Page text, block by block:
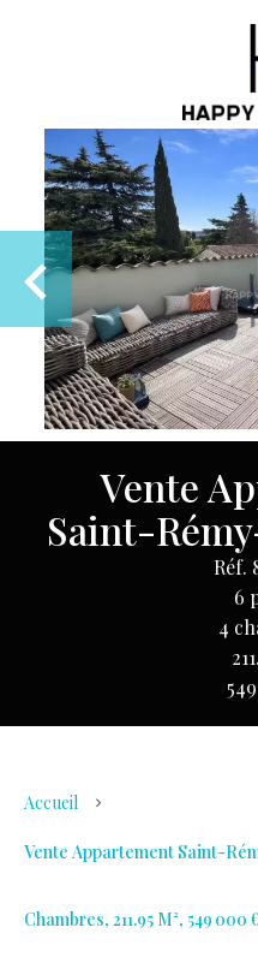
Vente
Saint-
Réf.
6
4
Accueil
Vente Appartement Saint-
Chambres, 211.95 M², 549 000 €